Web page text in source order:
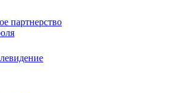
партнерство